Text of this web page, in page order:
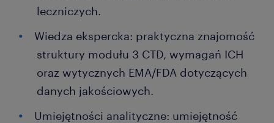
leczniczych.
Wiedza ekspercka: praktyczna znajomość
struktury modułu 3 CTD, wymagań ICH
oraz wytycznych EMA/FDA dotyczących
danych jakościowych.
Umiejętności analityczne: umiejętność